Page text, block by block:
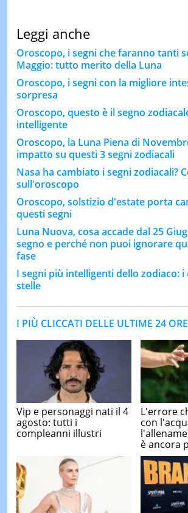
Leggi anche
Oroscopo, i segni che faranno tanti
Maggio: tutto merito della Luna
Oroscopo, i segni con la migliore
sorpresa
Oroscopo, questo è il segno
intelligente
Oroscopo, la Luna Piena di
impatto su questi 3 segni zodiacali
Nasa ha cambiato i segni zodiacali?
sull'oroscopo
Oroscopo, solstizio d'estate porta
questi segni
Luna Nuova, cosa accade dal 25
segno e perché non puoi ignorare
fase
I segni più intelligenti dello zodiaco: i
stelle
I PIÙ CLICCATI DELLE ULTIME 24 ORE
Vip e personaggi nati il 4
agosto: tutti i
compleanni illustri
L'errore
con
è ancora